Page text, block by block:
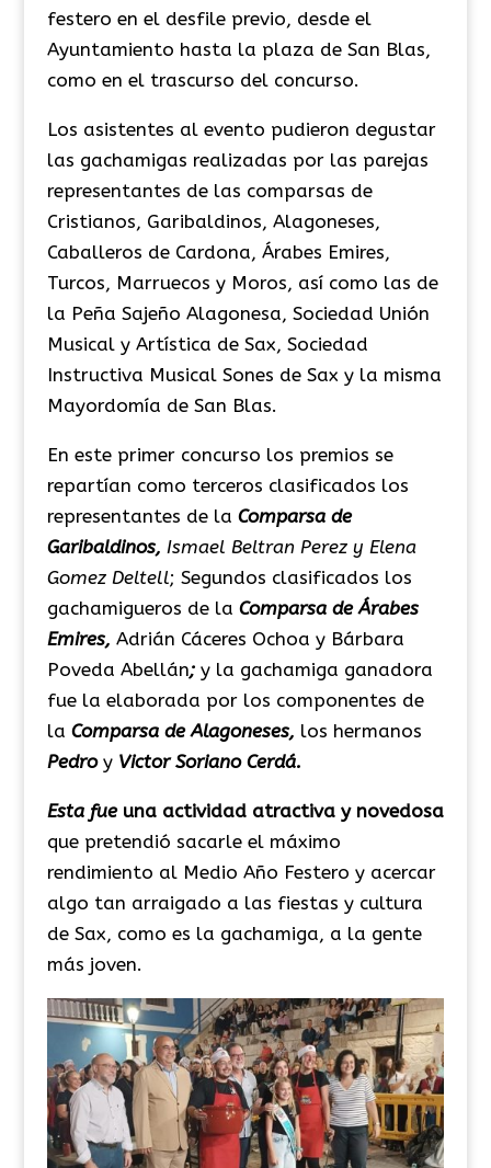
festero en el desfile previo, desde el
Ayuntamiento hasta la plaza de San Blas,
como en el trascurso del concurso.
Los asistentes al evento pudieron degustar
las gachamigas realizadas por las parejas
representantes de las comparsas de
Cristianos, Garibaldinos, Alagoneses,
Caballeros de Cardona, Árabes Emires,
Turcos, Marruecos y Moros, así como las de
la Peña Sajeño Alagonesa, Sociedad Unión
Musical y Artística de Sax, Sociedad
Instructiva Musical Sones de Sax y la misma
Mayordomía de San Blas.
En este primer concurso los premios se
repartían como terceros clasificados los
representantes de la Comparsa de
Garibaldinos, Ismael Beltran Perez y Elena
Gomez Deltell; Segundos clasificados los
gachamigueros de la Comparsa de Árabes
Emires, Adrián Cáceres Ochoa y Bárbara
Poveda Abellán; y la gachamiga ganadora
fue la elaborada por los componentes de
la Comparsa de Alagoneses, los hermanos
Pedro yVictor Soriano Cerdá.
Esta fueuna actividad atractiva y novedosa
que pretendió sacarle el máximo
rendimiento al Medio Año Festero y acercar
algo tan arraigado a las fiestas y cultura
de Sax, como es la gachamiga, a la gente
más joven.